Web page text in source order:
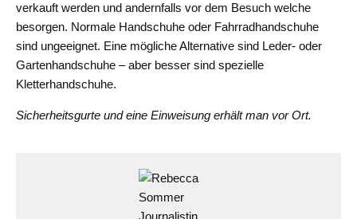
verkauft werden und andernfalls vor dem Besuch welche
besorgen. Normale Handschuhe oder Fahrradhandschuhe
sind ungeeignet. Eine mögliche Alternative sind Leder- oder
Gartenhandschuhe – aber besser sind spezielle
Kletterhandschuhe.
Sicherheitsgurte und eine Einweisung erhält man vor Ort.